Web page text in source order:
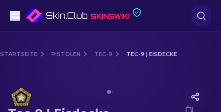
Gewehr
STARTSEITE PISTOLEN TEC-9 TEC-9 | EISDECKE